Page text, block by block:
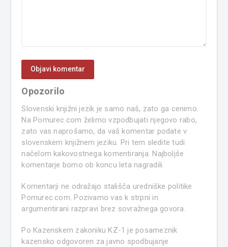
Opozorilo
Slovenski knjižni jezik je samo naš, zato ga cenimo.
Na Pomurec.com želimo vzpodbujati njegovo rabo,
zato vas naprošamo, da vaš komentar podate v
slovenskem knjižnem jeziku. Pri tem sledite tudi
načelom kakovostnega komentiranja. Najboljše
komentarje bomo ob koncu leta nagradili.
Komentarji ne odražajo stališča uredniške politike
Pomurec.com. Pozivamo vas k strpni in
argumentirani razpravi brez sovražnega govora.
Po Kazenskem zakoniku KZ-1 je posameznik
kazensko odgovoren za javno spodbujanje